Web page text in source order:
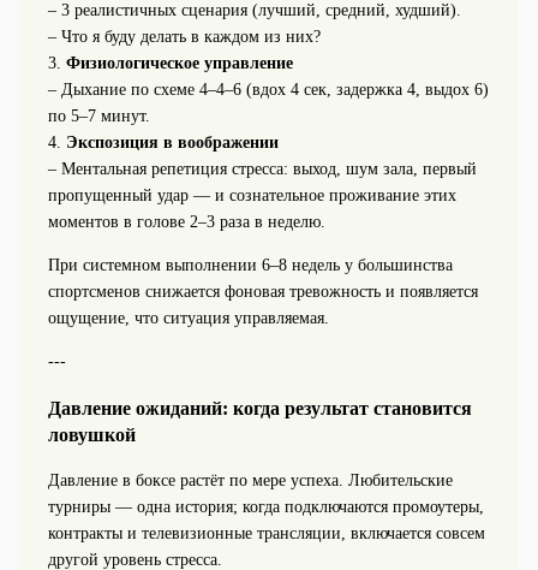
– 3 реалистичных сценария (лучший, средний, худший).
– Что я буду делать в каждом из них?
3. Физиологическое управление
– Дыхание по схеме 4–4–6 (вдох 4 сек, задержка 4, выдох 6)
по 5–7 минут.
4. Экспозиция в воображении
– Ментальная репетиция стресса: выход, шум зала, первый
пропущенный удар — и сознательное проживание этих
моментов в голове 2–3 раза в неделю.
При системном выполнении 6–8 недель у большинства
спортсменов снижается фоновая тревожность и появляется
ощущение, что ситуация управляемая.
---
Давление ожиданий: когда результат становится
ловушкой
Давление в боксе растёт по мере успеха. Любительские
турниры — одна история; когда подключаются промоутеры,
контракты и телевизионные трансляции, включается совсем
другой уровень стресса.